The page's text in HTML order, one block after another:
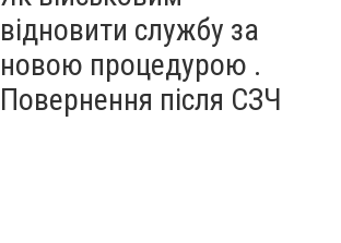
відновити службу за
новою процедурою .
Повернення після СЗЧ